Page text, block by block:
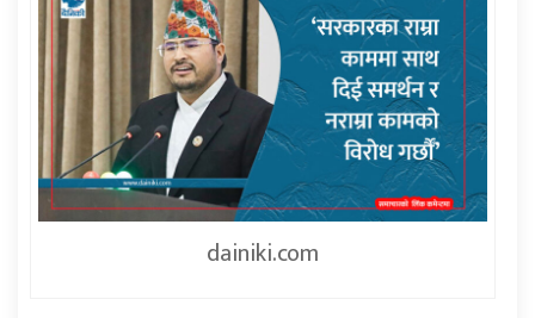
dainiki.com